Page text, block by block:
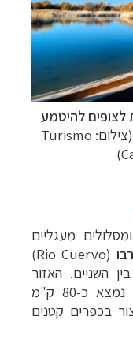
להיטמע
(צילום: Turismo
מעגליים
(
Rio Cuervo
)
השניים. האזור
הקארסטי המקסים בו זורם הנהר, נמצא כ-80 ק"מ
בכפרים קטנים